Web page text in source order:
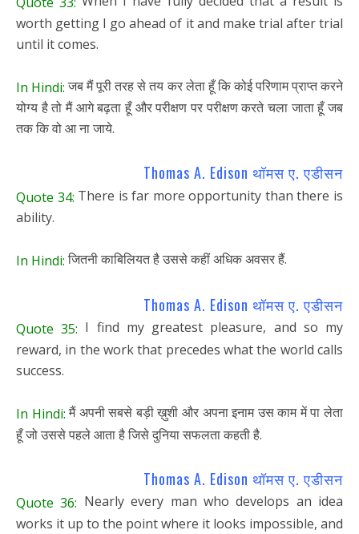
worth getting I go ahead of it and make trial after trial
until it comes.
In Hindi:जब मैं पूरी तरह से तय कर लेता हूँ कि कोई परिणाम प्राप्त करने
योग्य है तो मैं आगे बढ़ता हूँ और परीक्षण पर परीक्षण करते चला जाता हूँ जब
तक कि वो आ ना जाये.
Thomas A. Edison थॉमस ए. एडीसन
Quote 34: There is far more opportunity than there is
ability.
In Hindi:जितनी काबिलियत है उससे कहीं अधिक अवसर हैं.
Thomas A. Edison थॉमस ए. एडीसन
Quote 35: I find my greatest pleasure, and so my
reward, in the work that precedes what the world calls
success.
In Hindi:मैं अपनी सबसे बड़ी ख़ुशी और अपना इनाम उस काम में पा लेता
हूँ जो उससे पहले आता है जिसे दुनिया सफलता कहती है.
Thomas A. Edison थॉमस ए. एडीसन
Quote 36: Nearly every man who develops an idea
works it up to the point where it looks impossible, and